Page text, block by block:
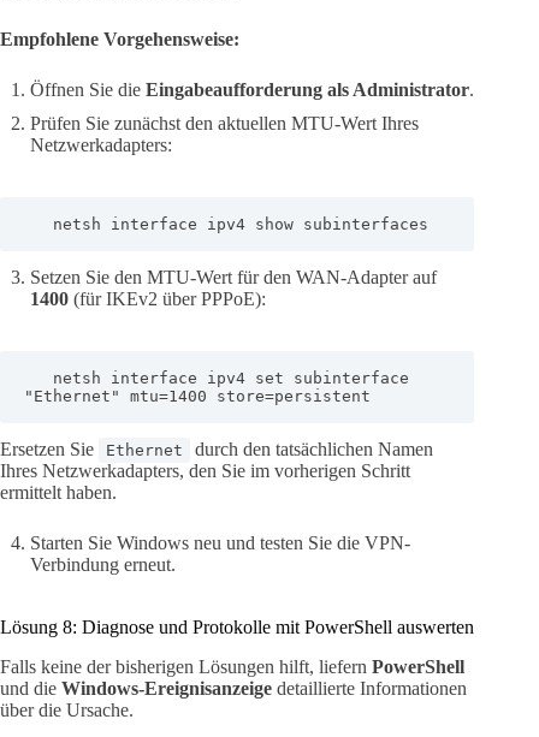
Empfohlene Vorgehensweise:
Öffnen Sie die Eingabeaufforderung als Administrator.
Prüfen Sie zunächst den aktuellen MTU-Wert Ihres
Netzwerkadapters:
   netsh interface ipv4 show subinterfaces
Setzen Sie den MTU-Wert für den WAN-Adapter auf
1400 (für IKEv2 über PPPoE):
"Ethernet" mtu=1400 store=persistent
Ersetzen Sie Ethernet
durch den tatsächlichen Namen
Ihres Netzwerkadapters, den Sie im vorherigen Schritt
ermittelt haben.
Starten Sie Windows neu und testen Sie die VPN-
Verbindung erneut.
Lösung 8: Diagnose und Protokolle mit PowerShell auswerten
Falls keine der bisherigen Lösungen hilft, liefern PowerShell
und die Windows-Ereignisanzeige detaillierte Informationen
über die Ursache.